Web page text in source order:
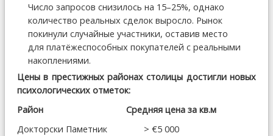
Число запросов снизилось на 15–25%, однако
количество реальных сделок выросло. Рынок
покинули случайные участники, оставив место
для платёжеспособных покупателей с реальными
накоплениями.
Цены в престижных районах столицы достигли новых
психологических отметок:
Район
Средняя цена за кв.м
Докторски Паметник > €5 000